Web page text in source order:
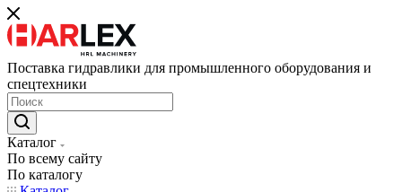
Поставка гидравлики для промышленного оборудования и
спецтехники
Каталог
По всему сайту
По каталогу